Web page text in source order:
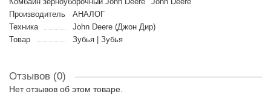
Производитель
АНАЛОГ
Техника
John Deere (Джон Дир)
Товар
Зубья | Зубья
Отзывов (0)
Нет отзывов об этом товаре.